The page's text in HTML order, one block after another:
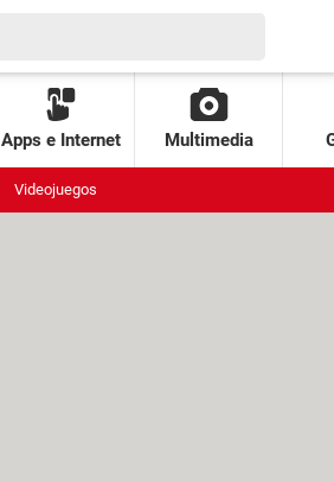
Apps e Internet Multimedia
Videojuegos